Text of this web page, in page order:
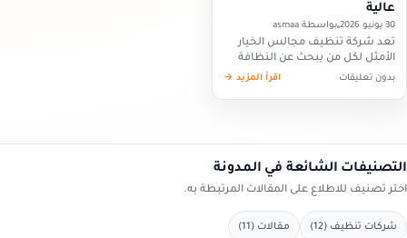
عالية
30 يونيو 2026 بواسطة asmaa
تعد شركة تنظيف مجالس الخيار
الأمثل لكل من يبحث عن النظافة
العميقة والتعقيم الكامل للمجالس
بدون تعليقات اقرأ المزيد →
التصنيفات الشائعة في المدونة
اختر تصنيف للاطلاع على المقالات المرتبطة به.
شركات تنظيف (12) مقالات (11)